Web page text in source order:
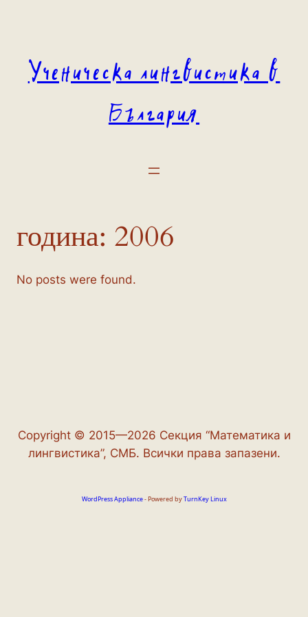
Ученическа лингвистика в
България
година: 2006
No posts were found.
Copyright © 2015—2026 Секция “Математика и
лингвистика”, СМБ. Всички права запазени.
WordPress Appliance- Powered byTurnKey Linux